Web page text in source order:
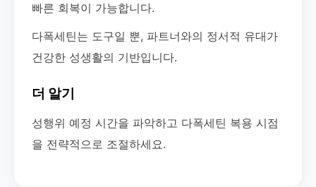
빠른 회복이 가능합니다.
다폭세틴는 도구일 뿐, 파트너와의 정서적 유대가
건강한 성생활의 기반입니다.
더 알기
성행위 예정 시간을 파악하고 다폭세틴 복용 시점
을 전략적으로 조절하세요.